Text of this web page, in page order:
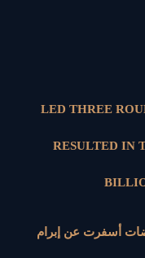
LED THREE
RESULTED IN
أسفرت عن إبرام